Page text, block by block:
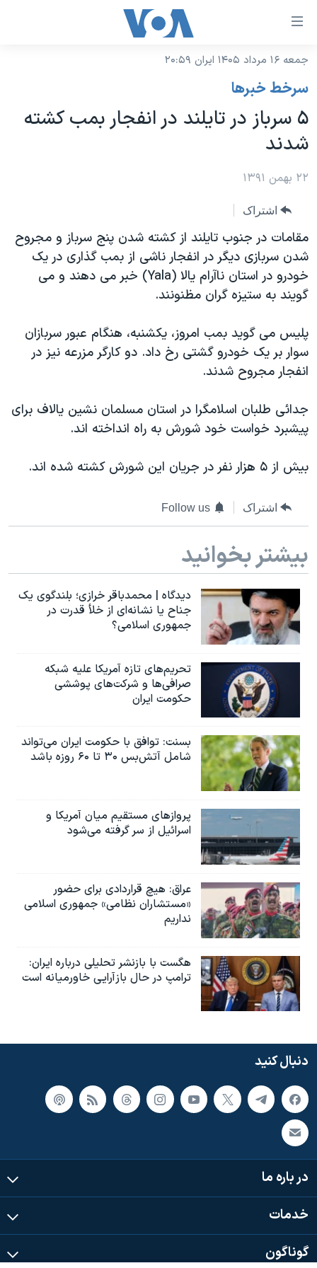
لینکهای
دسترسی
جهش
محتوای
اصلی
به
اصلی
جهش
به
جستجو
نسخه سبک وب‌سایت
موضوع ها
ایران
آمریکا
جهان
گزیده‌ها
ویژه برنامه‌ها
ویدیوها
فرهنگ و زندگی
حقوق شهروندی
اقتصادی
علم و فناوری
اسرائیل در جنگ
برنامه های تلویزیونی
جدول برنامه ها
صفحه‌های ویژه
عملیات خشم حماسی
۲۵۰سالگی آمریکا
بایگانی برنامه‌های تلویزیونی
مستندها
انتخابات ریاست جمهوری آمریکا ۲۰۲۴
حمله جمهوری اسلامی به اسرائیل
رمز مهسا
ورزش زنان در ایران
تریبونال مردمی آبان ۹۸
چهل سال گروگان‌گیری
اعتراضات مردمی آبان ۹۸
اسرائیل در جنگ
نرگس محمدی برنده جایزه نوبل صلح
همایش محافظه‌کاران آمریکا «سی‌پک»
صفحه‌های ویژه
سفر پرزیدنت ترامپ به چین
فرکانس‌های صدای آمریکا
پخش رادیویی
یادگیری زبان انگلیسی
دنبال کنید
زبانهای مختلف
جمعه ۱۶ مرداد ۱۴۰۵ ایران ۲۰:۵۹
سرخط خبرها
۵ سرباز در تایلند در انفجار بمب کشته
شدند
۲۲ بهمن ۱۳۹۱
اشتراک
مقامات در جنوب تایلند از کشته شدن پنج سرباز و مجروح
شدن سربازی دیگر در انفجار ناشی از بمب گذاری در یک
خودرو در استان ناآرام یالا (Yala) خبر می دهند و می
گویند به ستیزه گران مظنونند.
پلیس می گوید بمب امروز، یکشنبه، هنگام عبور سربازان
سوار بر یک خودرو گشتی رخ داد. دو کارگر مزرعه نیز در
انفجار مجروح شدند.
جدائی طلبان اسلامگرا در استان مسلمان نشین یالاف برای
پیشبرد خواست خود شورش به راه انداخته اند.
بیش از ۵ هزار نفر در جریان این شورش کشته شده اند.
اشتراک Follow us
بیشتر بخوانید
دیدگاه | محمدباقر خرازی؛ بلندگوی یک
جناح یا نشانه‌ای از خلأ قدرت در
جمهوری اسلامی؟
تحریم‌های تازه آمریکا علیه شبکه
صرافی‌ها و شرکت‌های پوششی
حکومت ایران
بسنت: توافق با حکومت ایران می‌تواند
شامل آتش‌بس ۳۰ تا ۶۰ روزه باشد
پروازهای مستقیم میان آمریکا و
اسرائیل از سر گرفته می‌شود
عراق: هیچ قراردادی برای حضور
«مستشاران نظامی» جمهوری اسلامی
نداریم
هگست با بازنشر تحلیلی درباره ایران:
ترامپ در حال بازآرایی خاورمیانه است
دنبال کنید
در باره ما
خدمات
گوناگون